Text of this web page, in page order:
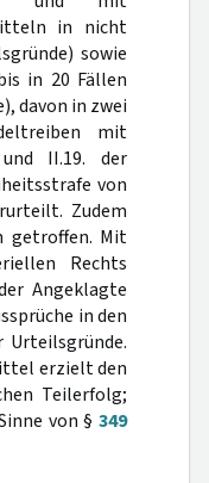
in nicht
sowie
in 20 Fällen
davon in zwei
mit
II.19. der
von
Zudem
getroffen. Mit
Rechts
Angeklagte
in den
Urteilsgründe.
erzielt den
Teilerfolg;
von § 349